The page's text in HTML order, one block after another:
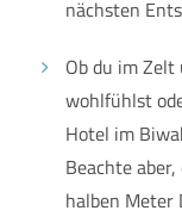
nächsten
Ob du im
wohlfühlst
Hotel im
Beachte
halben Meter